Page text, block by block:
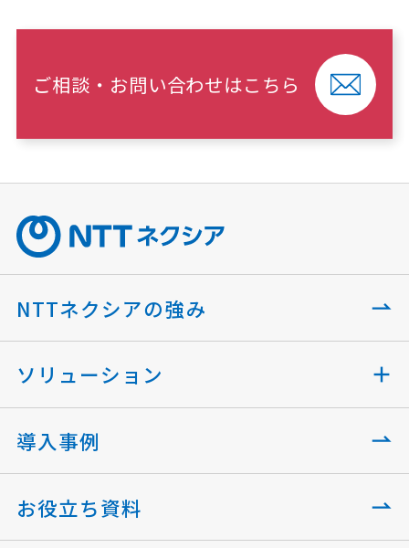
ご相談・お問い合わせはこちら
NTTネクシアの強み
ソリューション
導入事例
お役立ち資料